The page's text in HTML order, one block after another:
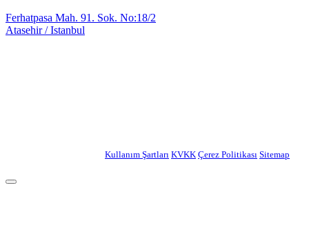
Ferhatpasa Mah. 91. Sok. No:18/2
Atasehir / Istanbul
Kullanım Şartları KVKK Çerez Politikası Sitemap